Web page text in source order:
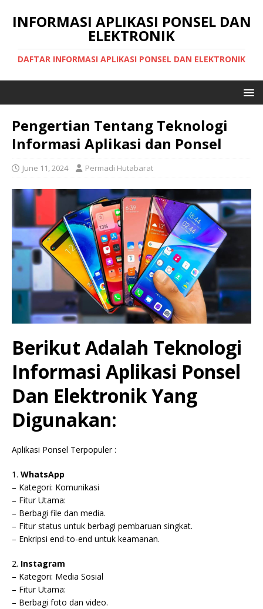
INFORMASI APLIKASI PONSEL DAN
ELEKTRONIK
DAFTAR INFORMASI APLIKASI PONSEL DAN ELEKTRONIK
Pengertian Tentang Teknologi
Informasi Aplikasi dan Ponsel
June 11, 2024 Permadi Hutabarat
Berikut Adalah Teknologi
Informasi Aplikasi Ponsel
Dan Elektronik Yang
Digunakan:
Aplikasi Ponsel Terpopuler :
1. WhatsApp
– Kategori: Komunikasi
– Fitur Utama:
– Berbagi file dan media.
– Fitur status untuk berbagi pembaruan singkat.
– Enkripsi end-to-end untuk keamanan.
2. Instagram
– Kategori: Media Sosial
– Fitur Utama:
– Berbagi foto dan video.